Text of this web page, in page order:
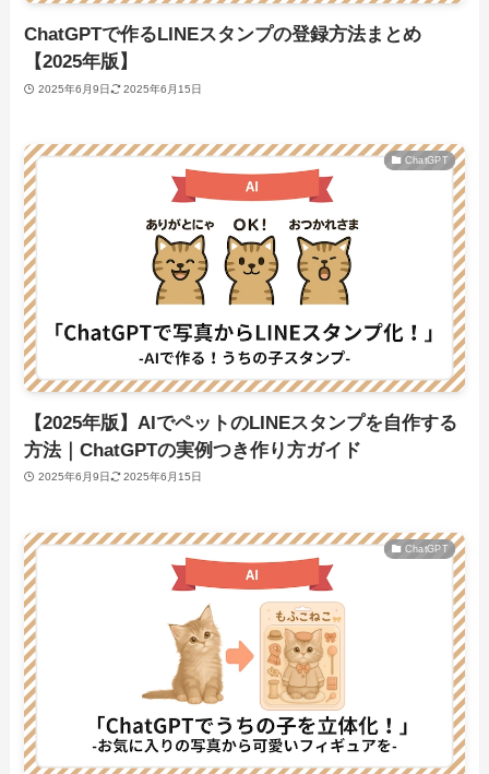
ChatGPTで作るLINEスタンプの登録方法まとめ
【2025年版】
2025年6月9日 2025年6月15日
ChatGPT
【2025年版】AIでペットのLINEスタンプを自作する
方法｜ChatGPTの実例つき作り方ガイド
2025年6月9日 2025年6月15日
ChatGPT